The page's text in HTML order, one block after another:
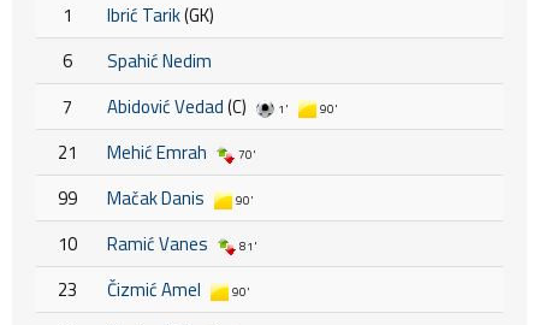
1 Ibrić Tarik(GK)
6
Spahić Nedim
7
Abidović Vedad(C) 1' 90'
21 Mehić Emrah 70'
99 Mačak Danis 90'
10 Ramić Vanes 81'
23 Čizmić Amel 90'